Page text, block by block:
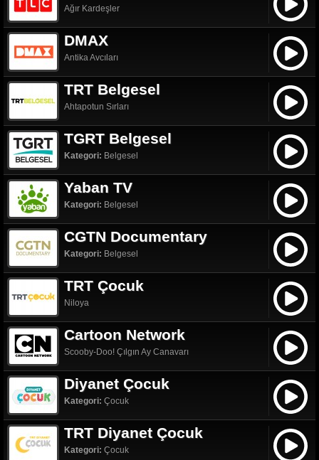
Ağır Kardeşler
DMAX
Antika Avcıları
TRT Belgesel
Ahtapotun Sırları
TGRT Belgesel
Kategori: Belgesel
Yaban TV
Kategori: Belgesel
CGTN Documentary
Kategori: Belgesel
TRT Çocuk
Niloya
Cartoon Network
Scooby-Doo! Çılgın Ay Canavarı
Diyanet Çocuk
Kategori: Çocuk
TRT Diyanet Çocuk
Kategori: Çocuk